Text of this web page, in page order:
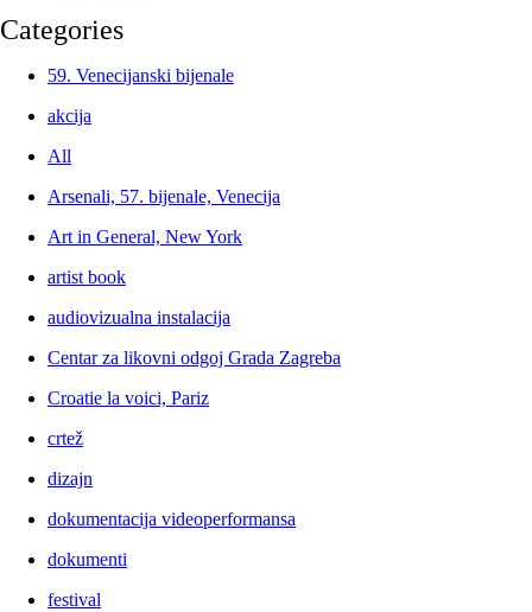
Categories
59. Venecijanski bijenale
akcija
All
Arsenali, 57. bijenale, Venecija
Art in General, New York
artist book
audiovizualna instalacija
Centar za likovni odgoj Grada Zagreba
Croatie la voici, Pariz
crtež
dizajn
dokumentacija videoperformansa
dokumenti
festival